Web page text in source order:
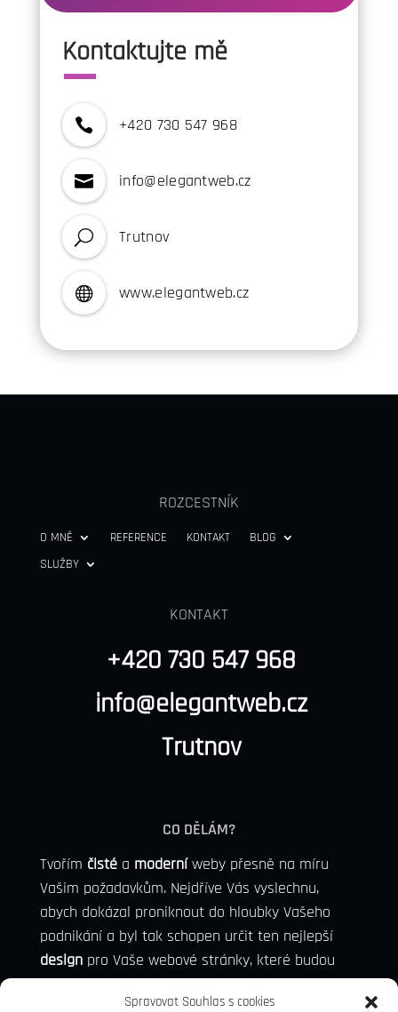
Spravovat Souhlas s cookies
Kontaktujte mě
 +420 730 547 968
 info@elegantweb.cz
U Trutnov
 www.elegantweb.cz
ROZCESTNÍK
O MNĚ REFERENCE KONTAKT
BLOG
SLUŽBY
KONTAKT
+420 730 547 968
info@elegantweb.cz
Trutnov
CO DĚLÁM?
Tvořím čistéa moderníweby přesně na míru
Vašim požadavkům. Nejdříve Vás vyslechnu,
abych dokázal proniknout do hloubky Vašeho
podnikání a byl tak schopen určit ten nejlepší
designpro Vaše webové stránky, které budou
konkurence schopni, a dokážou přivézt nové